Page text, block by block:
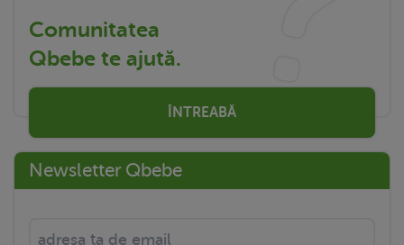
Comunitatea
Qbebe te ajută.
ÎNTREABĂ
Newsletter Qbebe